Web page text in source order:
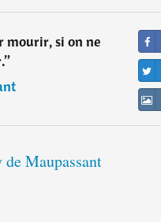
mourir, si on ne
”
Maupassant